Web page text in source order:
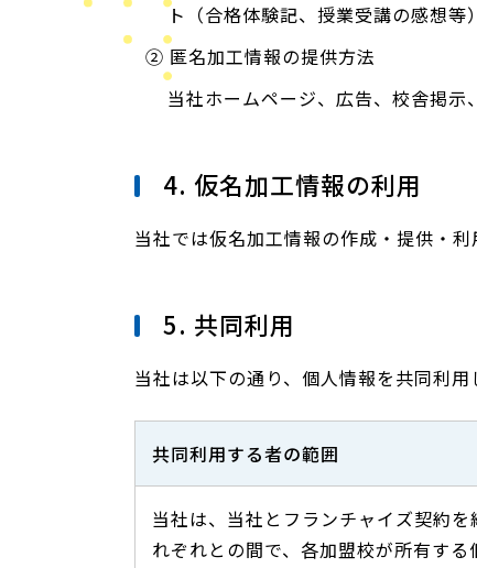
ト（合格体験記、授業受講の感想等）
② 匿名加工情報の提供方法
当社ホームページ、広告、校舎掲
4. 仮名加工情報の利用
当社では仮名加工情報の作成・提供・利
5. 共同利用
当社は以下の通り、個人情報を共同利用
共同利用する者の範囲
当社は、当社とフランチャイズ契約
れぞれとの間で、各加盟校が所有する